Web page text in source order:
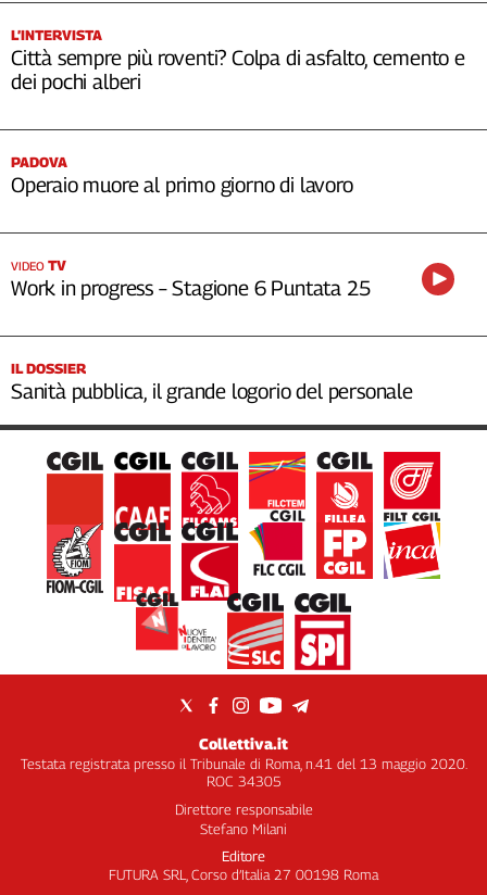
L’INTERVISTA
Città sempre più roventi? Colpa di asfalto, cemento e
dei pochi alberi
PADOVA
Operaio muore al primo giorno di lavoro
VIDEO TV
Work in progress – Stagione 6 Puntata 25
IL DOSSIER
Sanità pubblica, il grande logorio del personale
Collettiva.it
Testata registrata presso il Tribunale di Roma, n.41 del 13 maggio 2020.
ROC 34305
Direttore responsabile
Stefano Milani
Editore
FUTURA SRL, Corso d’Italia 27 00198 Roma